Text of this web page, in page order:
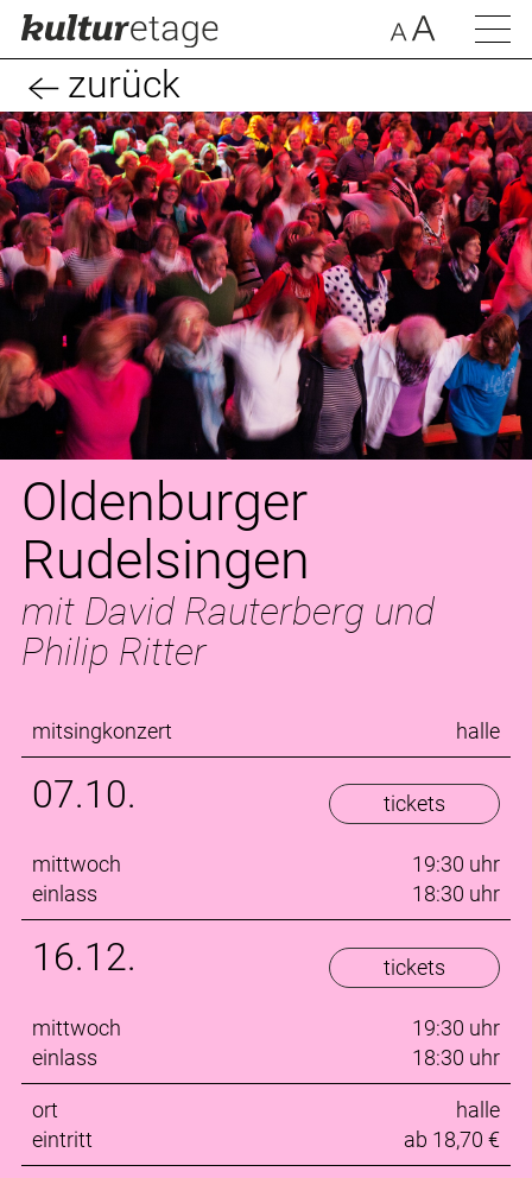
zurück
Oldenburger
Rudelsingen
mit David Rauterberg und
Philip Ritter
mitsingkonzert halle
07.10. tickets
mittwoch
19:30 uhr
einlass
18:30 uhr
16.12. tickets
mittwoch
19:30 uhr
einlass
18:30 uhr
ort
halle
eintritt
ab 18,70 €